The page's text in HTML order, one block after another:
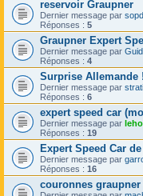
reservoir Graupner
Dernier message par
Réponses : 5
Graupner Expert
Dernier message par
Réponses : 4
Surprise Allemande !
Dernier message par
Réponses : 6
expert speed car
Dernier message par
Réponses : 19
Expert Speed Car
Dernier message par
Réponses : 16
couronnes graupner